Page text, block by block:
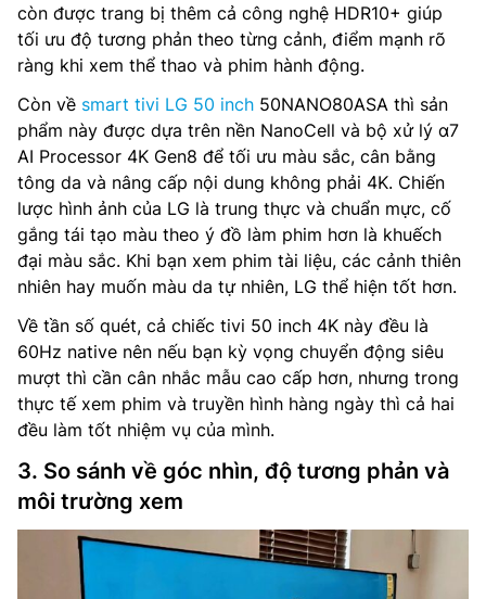
còn được trang bị thêm cả công nghệ HDR10+ giúp
tối ưu độ tương phản theo từng cảnh, điểm mạnh rõ
ràng khi xem thể thao và phim hành động.
Còn về smart tivi LG 50 inch 50NANO80ASA thì sản
phẩm này được dựa trên nền NanoCell và bộ xử lý α7
AI Processor 4K Gen8 để tối ưu màu sắc, cân bằng
tông da và nâng cấp nội dung không phải 4K. Chiến
lược hình ảnh của LG là trung thực và chuẩn mực, cố
gắng tái tạo màu theo ý đồ làm phim hơn là khuếch
đại màu sắc. Khi bạn xem phim tài liệu, các cảnh thiên
nhiên hay muốn màu da tự nhiên, LG thể hiện tốt hơn.
Về tần số quét, cả chiếc tivi 50 inch 4K này đều là
60Hz native nên nếu bạn kỳ vọng chuyển động siêu
mượt thì cần cân nhắc mẫu cao cấp hơn, nhưng trong
thực tế xem phim và truyền hình hàng ngày thì cả hai
đều làm tốt nhiệm vụ của mình.
3. So sánh về góc nhìn, độ tương phản và
môi trường xem